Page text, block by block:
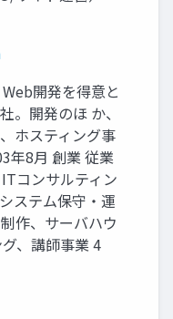
開発を得意と
。開発のほ か、
ホスティング事
年8月 創業 従業
コンサルティン
ステム保守・運
作、サーバハウ
、講師事業 4